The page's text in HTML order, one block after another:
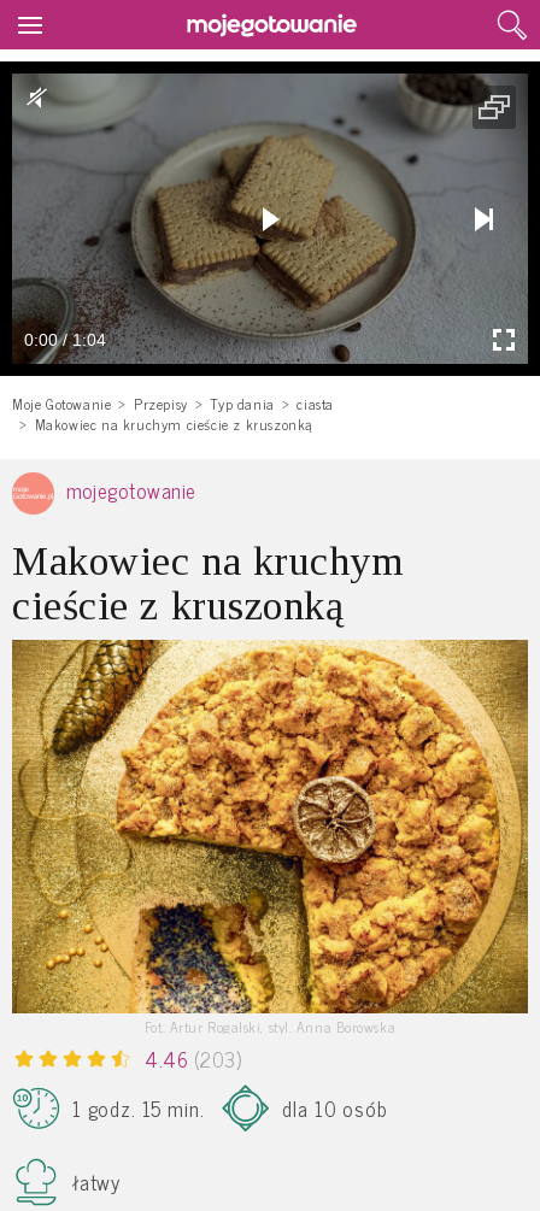
0:00 / 1:04
Moje Gotowanie Przepisy Typ dania
ciasta
Makowiec na kruchym cieście z kruszonką
mojegotowanie
Makowiec na kruchym
cieście z kruszonką
Fot. Artur Rogalski, styl. Anna Borowska
4.46 (203)
1 godz. 15 min.
dla 10 osób
łatwy